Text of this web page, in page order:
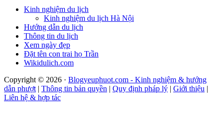
Kinh nghiệm du lịch
Kinh nghiệm du lịch Hà Nội
Hướng dẫn du lịch
Thông tin du lịch
Xem ngày đẹp
Đặt tên con trai họ Trần
Wikidulich.com
Copyright © 2026 · Blogyeuphuot.com - Kinh nghiệm & hướng
dẫn phượt | Thông tin bản quyền | Quy định pháp lý | Giới thiệu |
Liên hệ & hợp tác